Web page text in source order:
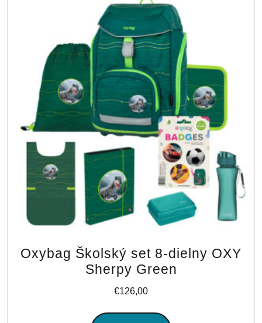
Oxybag Školský set 8-dielny OXY
Sherpy Green
€126,00